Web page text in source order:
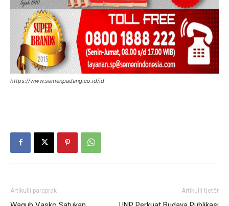
https://www.semenpadang.co.id/id
Artikulli paraprak Artikulli tjetër